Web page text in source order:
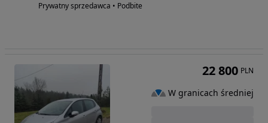
Prywatny sprzedawca • Podbite
22 800 PLN
W granicach średniej